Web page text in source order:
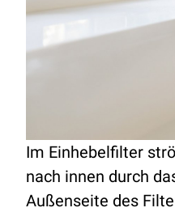
Im Einhebelfilter
nach innen durch
Außenseite des